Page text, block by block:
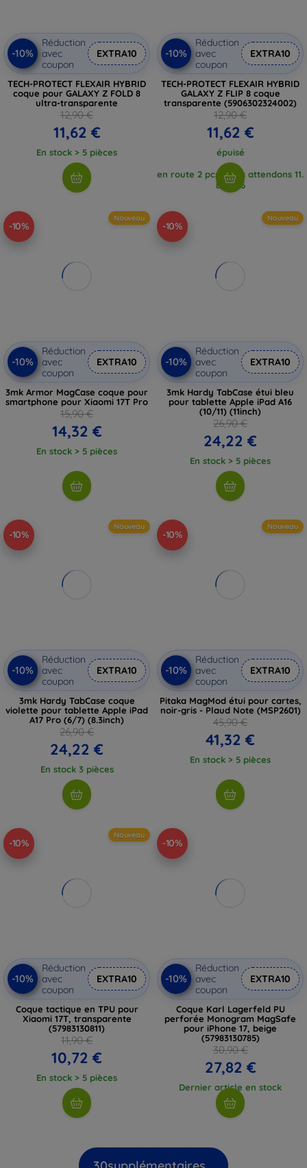
-10%
Réduction
avec
coupon
EXTRA10
TECH-PROTECT FLEXAIR HYBRID
coque pour GALAXY Z FOLD 8
ultra-transparente
12,90 €
11,62 €
En stock > 5 pièces
-10%
Réduction
avec
coupon
EXTRA10
TECH-PROTECT FLEXAIR HYBRID
GALAXY Z FLIP 8 coque
transparente (5906302324002)
12,90 €
11,62 €
épuisé
en route 2 pcs, nous attendons 11.
8. 2026
-10%
Nouveau
-10%
Réduction
avec
coupon
EXTRA10
3mk Armor MagCase coque pour
smartphone pour Xiaomi 17T Pro
15,90 €
14,32 €
En stock > 5 pièces
-10%
Nouveau
-10%
Réduction
avec
coupon
EXTRA10
3mk Hardy TabCase étui bleu
pour tablette Apple iPad A16
(10/11) (11inch)
26,90 €
24,22 €
En stock > 5 pièces
-10%
Nouveau
-10%
Réduction
avec
coupon
EXTRA10
3mk Hardy TabCase coque
violette pour tablette Apple iPad
A17 Pro (6/7) (8.3inch)
26,90 €
24,22 €
En stock 3 pièces
-10%
Nouveau
-10%
Réduction
avec
coupon
EXTRA10
Pitaka MagMod étui pour cartes,
noir-gris - Plaud Note (MSP2601)
45,90 €
41,32 €
En stock > 5 pièces
-10%
Nouveau
-10%
Réduction
avec
coupon
EXTRA10
Coque tactique en TPU pour
Xiaomi 17T, transparente
(57983130811)
11,90 €
10,72 €
En stock > 5 pièces
-10%
-10%
Réduction
avec
coupon
EXTRA10
Coque Karl Lagerfeld PU
perforée Monogram MagSafe
pour iPhone 17, beige
(57983130785)
30,90 €
27,82 €
Dernier article en stock